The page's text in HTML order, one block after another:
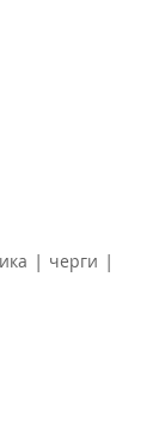
| черги |